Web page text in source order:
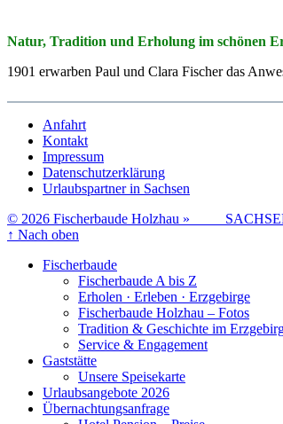
Natur, Tradition und Erholung im schönen
1901 erwarben Paul und Clara Fischer das
Anfahrt
Kontakt
Impressum
Datenschutzerklärung
Urlaubspartner in Sachsen
© 2026 Fischerbaude Holzhau »
↑ Nach oben
Fischerbaude
Fischerbaude A bis Z
Erholen · Erleben · Erzgebirge
Fischerbaude Holzhau – Fotos
Tradition & Geschichte im
Service & Engagement
Gaststätte
Unsere Speisekarte
Urlaubsangebote 2026
Übernachtungsanfrage